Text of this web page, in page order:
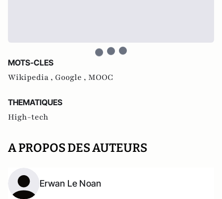
MOTS-CLES
Wikipedia , Google , MOOC
THEMATIQUES
High-tech
A PROPOS DES AUTEURS
Erwan Le Noan